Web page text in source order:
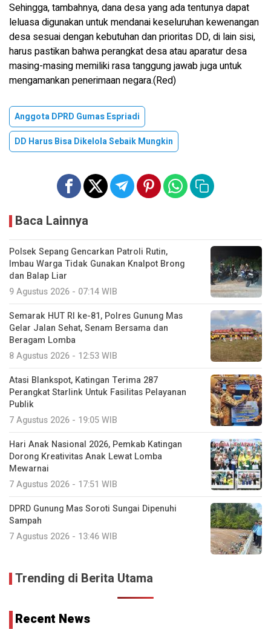
Sehingga, tambahnya, dana desa yang ada tentunya dapat
leluasa digunakan untuk mendanai keseluruhan kewenangan
desa sesuai dengan kebutuhan dan prioritas DD, di lain sisi,
harus pastikan bahwa perangkat desa atau aparatur desa
masing-masing memiliki rasa tanggung jawab juga untuk
mengamankan penerimaan negara.(Red)
Anggota DPRD Gumas Espriadi
DD Harus Bisa Dikelola Sebaik Mungkin
Baca Lainnya
Polsek Sepang Gencarkan Patroli Rutin,
Imbau Warga Tidak Gunakan Knalpot Brong
dan Balap Liar
9 Agustus 2026 - 07:14 WIB
Semarak HUT RI ke-81, Polres Gunung Mas
Gelar Jalan Sehat, Senam Bersama dan
Beragam Lomba
8 Agustus 2026 - 12:53 WIB
Atasi Blankspot, Katingan Terima 287
Perangkat Starlink Untuk Fasilitas Pelayanan
Publik
7 Agustus 2026 - 19:05 WIB
Hari Anak Nasional 2026, Pemkab Katingan
Dorong Kreativitas Anak Lewat Lomba
Mewarnai
7 Agustus 2026 - 17:51 WIB
DPRD Gunung Mas Soroti Sungai Dipenuhi
Sampah
7 Agustus 2026 - 13:46 WIB
Trending di Berita Utama
Recent News